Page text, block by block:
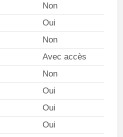
Non
Oui
Non
Avec accès
Non
Oui
Oui
Oui